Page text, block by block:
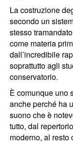
La costruzione
secondo un
stesso
come materia
dall’incredibile
soprattutto agli
conservatorio.
È comunque uno
anche perché ha
suono che è
tutto, dal
moderno, al resto